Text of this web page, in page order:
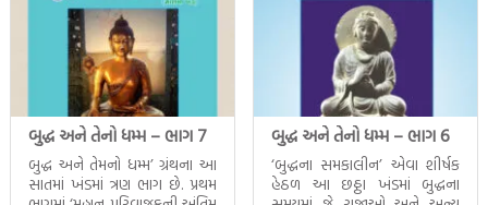
બુદ્ધ અને તેનો ધમ્મ – ભાગ 7
બુદ્ધ અને તેમનો ધમ્મ’ ગ્રંથના આ
સાતમાં ખંડમાં ત્રણ ભાગ છે. પ્રથમ
બુદ્ધ અને તેનો ધમ્મ – ભાગ 6
‘બુદ્ધના સમકાલીન’ એવા શીર્ષક
હેઠળ આ છઠ્ઠા ખંડમાં બુદ્ધના